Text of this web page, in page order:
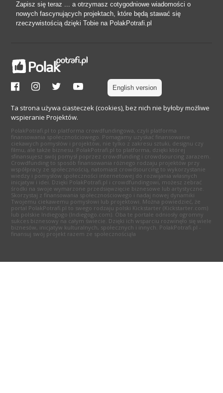
Zapisz się teraz ... a otrzymasz cotygodniowe wiadomości o
nowych fascynujących projektach, które będą stawać się
rzeczywistością dzięki Tobie na PolakPotrafi.pl
English version
Ta strona używa ciasteczek (cookies), bez nich nie byłoby możliwe
wspieranie Projektów.
PolakPotrafi.pl to platforma crowdfundingowa, czyli platforma
finansowania społecznościowego. Pomagamy uzyskać finansowanie
ciekawych pomysłów i projektów, nie tylko z zakresu sztuki, designu czy
filmu, ale także biznesu. PolakPotrafi.pl to platforma, dzięki której
sfinansujesz swój pomysł poprzez crowdfunding i crowdsourcing zarazem.
Crowdfunding to sposób finansowania różnego rodzaju projektów przy
współpracy ze społecznością, natomiast crowdsourcing to wykorzystanie
wiedzy i pomysłów społeczności internetowej do rozwijania własnych
inicjatyw i idei. Dzięki PolakPotrafi.pl i crowdfundingowi, możesz zebrać
środki na swoje wymarzone przedsięwzięcie biznesowe lub artystyczne.
Skorzystaj z finansowania społecznościowego i nadaj nowej dynamiki
Twojemu ciekawemu pomysłowi lub projektowi. Można powiedzieć, że
portal PolakPotrafi.pl to swego rodzaju polski Kickstarter (Kickstarter.com)
lub polskie Indiegogo (Indiegogo.com). Oba te portale odniosły ogromny
sukces biznesowy na całym świecie. Dzięki ich wsparciu rozwinęło się wiele
biznesów, inicjatyw kulturalnych, społecznych i innych. PolakPotrafi.pl -
finansuj swój projekt razem ze społecznością!a